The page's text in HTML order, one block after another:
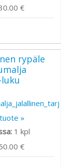
€
rypäle
»
1 kpl
€